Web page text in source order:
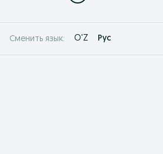
Сменить язык: O'Z Рус